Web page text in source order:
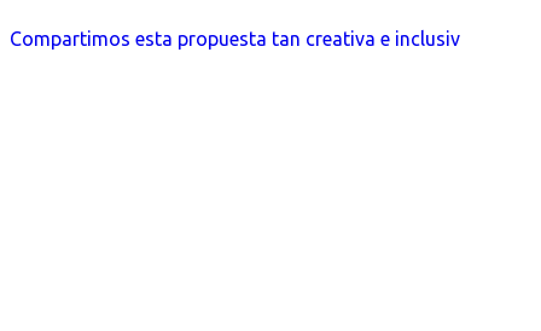
Compartimos esta propuesta tan creativa e inclusiv